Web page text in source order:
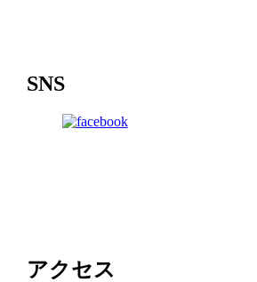
SNS
アクセス